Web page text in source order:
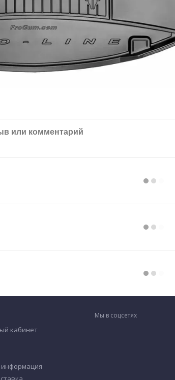
или комментарий
кабинет
информация
Мы в соцсетях